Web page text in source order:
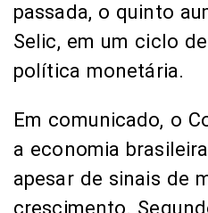
passada, o quinto
Selic, em um ciclo
política monetária.
Em comunicado, o
a economia
apesar de sinais de
crescimento.